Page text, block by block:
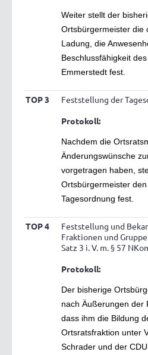
Weiter stellt der
Ortsbürgermeister die
Ladung, die
Beschlussfähigkeit
Emmerstedt fest.
TOP 3
Feststellung der
Protokoll:
Nachdem die
Änderungswünsche
vorgetragen haben,
Ortsbürgermeister
Tagesordnung fest.
TOP 4
Feststellung und
Fraktionen und
Satz 3 i. V. m. § 57
Protokoll:
Der bisherige
nach Äußerungen der
dass ihm die Bildung
Ortsratsfraktion unter
Schrader und der